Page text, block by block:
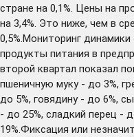
стране на 0,1%. Цены на
на 3,4%. Это ниже, чем в
0,5%.Мониторинг
продукты питания в
второй квартал показал
пшеничную муку - до 3%,
до 5%, говядину - до 6%,
- до 25%, сладкий перец -
19%.Фиксация или